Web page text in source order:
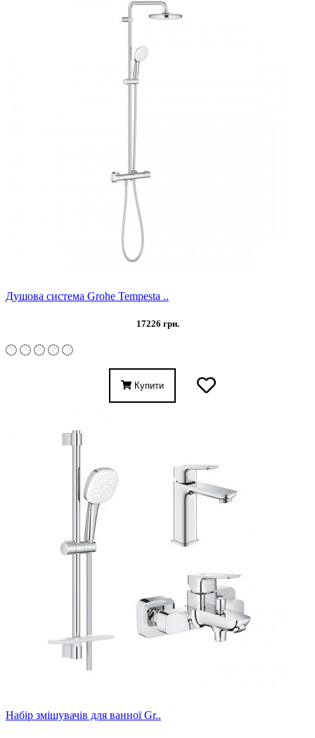
Душова система Grohe Tempesta ..
17226 грн.
Купити
Набір змішувачів для ванної Gr..